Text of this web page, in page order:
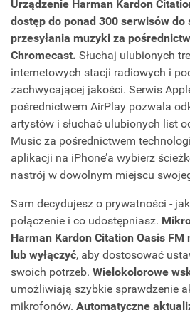
Urządzenie Harman Kardon
dostęp do ponad 300 serwisów
przesyłania muzyki za
Chromecast. Słuchaj ulubionych
internetowych stacji radiowych i
zachwycającej jakości. Serwis
pośrednictwem AirPlay pozwala
artystów i słuchać ulubionych list
Music za pośrednictwem
aplikacji na iPhone’a wybierz
nastrój w dowolnym miejscu
Sam decydujesz o prywatności -
połączenie i co udostępniasz.
Harman Kardon Citation Oasis FM
lub wyłączyć, aby dostosować
swoich potrzeb. Wielokolorowe
umożliwiają szybkie sprawdzenie
mikrofonów. Automatyczne